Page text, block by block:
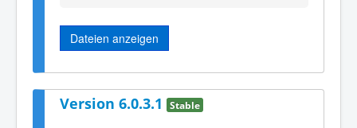
Dateien anzeigen
Version 6.0.3.1 Stable